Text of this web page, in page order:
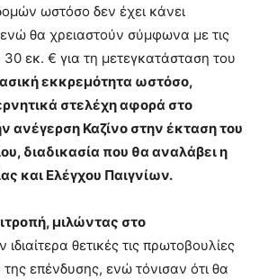
ωστόσο δεν έχει κάνει
θα χρειαστούν σύμφωνα με τις
30 εκ. € για τη μετεγκατάσταση του
εκκρεμότητα ωστόσο,
στελέχη αφορά στο
ανέγερση Καζίνο στην έκταση του
διαδικασία που θα αναλάβει η
και Ελέγχου Παιγνίων.
μιλώντας στο
θετικές τις πρωτοβουλίες
επένδυσης, ενώ τόνισαν ότι θα